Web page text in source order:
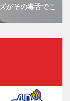
がその毒舌でこ